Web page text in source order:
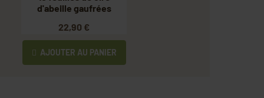
d'abeille gaufrées
22,90 €
AJOUTER AU PANIER